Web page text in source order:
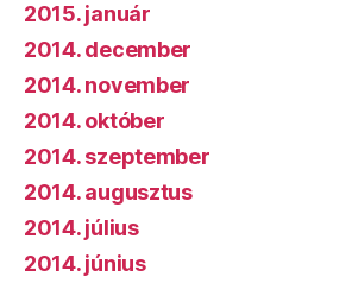
2015. január
2014. december
2014. november
2014. október
2014. szeptember
2014. augusztus
2014. július
2014. június